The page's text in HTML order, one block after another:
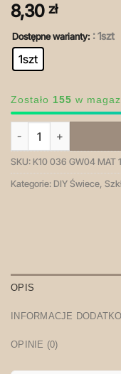
8,30 zł
Dostępne warianty: : 1szt
1szt
Zostało 155 w
ilość K10 036 brąz
SKU: K10 036 GW04 MAT
Kategorie: DIY Świece,
OPIS
INFORMACJE
OPINIE (0)